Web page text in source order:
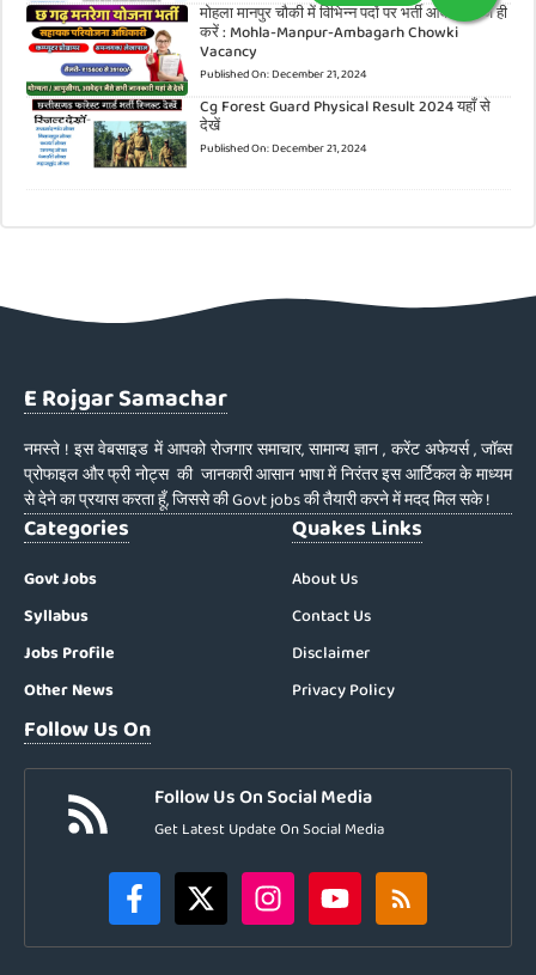
मोहला मानपुर चौकी में विभिन्न पदों पर भर्ती आवेदन आज ही
करें : Mohla-Manpur-Ambagarh Chowki
Vacancy
Published On:December 21, 2024
Cg Forest Guard Physical Result 2024 यहाँ से
देखें
Published On:December 21, 2024
E Rojgar Samachar
नमस्ते ! इस वेबसाइड में आपको रोजगार समाचार, सामान्य ज्ञान , करेंट अफेयर्स , जॉब्स
प्रोफाइल और फ्री नोट्स की जानकारी आसान भाषा में निरंतर इस आर्टिकल के माध्यम
से देने का प्रयास करता हूँ, जिससे की Govt jobs की तैयारी करने में मदद मिल सके !
Categories
Govt Jobs
Syllabus
Jobs Profile
Other News
Quakes Links
About Us
Contact Us
Disclaimer
Privacy Policy
Follow Us On
Follow Us On Social Media
Get Latest Update On Social Media